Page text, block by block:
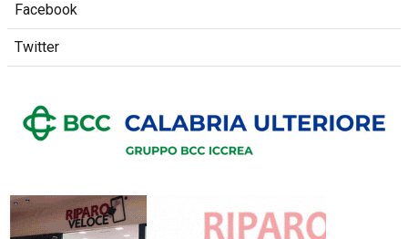
Facebook
Twitter